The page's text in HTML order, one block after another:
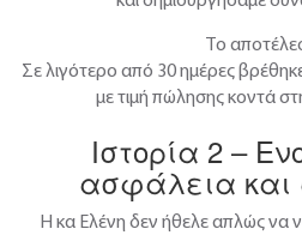
Το
Σε λιγότερο από 30 ημέρες
με τιμή πώλησης κοντά
Ιστορία 2 –
ασφάλεια και
Η κα Ελένη δεν ήθελε απλώς να